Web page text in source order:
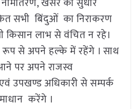
सभी बिंदुओं का निराकरण
किसान लाभ से वंचित न रहे।
रूप से अपने हल्के में रहेंगे । साथ
पर अपने राजस्व
उपखण्ड अधिकारी से सम्पर्क
करेंगे ।